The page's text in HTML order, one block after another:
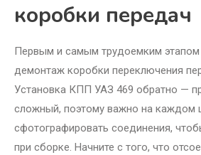
коробки передач
Первым и самым трудоемким этапом
демонтаж коробки переключения
Установка КПП УАЗ 469 обратно —
сложный, поэтому важно на каждом
сфотографировать соединения,
при сборке. Начните с того, что